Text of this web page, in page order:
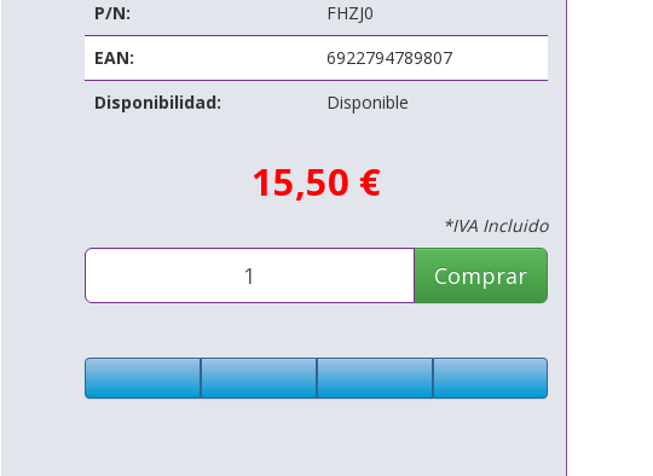
P/N:
FHZJ0
EAN:
6922794789807
Disponibilidad:
Disponible
15,50 €
*IVA Incluido
Comprar